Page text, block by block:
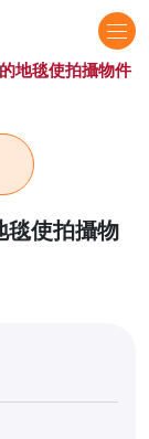
地毯使拍攝物件
毯使拍攝物